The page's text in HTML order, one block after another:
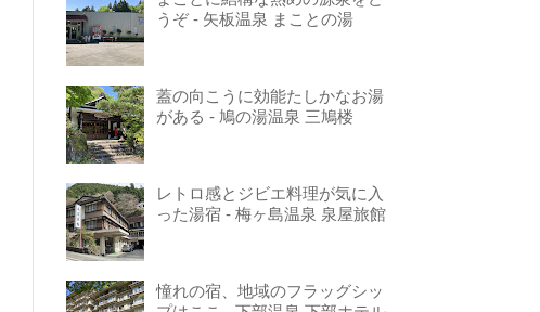
うぞ - 矢板温泉 まことの湯
蓋の向こうに効能たしかなお湯
がある - 鳩の湯温泉 三鳩楼
レトロ感とジビエ料理が気に入
った湯宿 - 梅ヶ島温泉 泉屋旅館
憧れの宿、地域のフラッグシッ